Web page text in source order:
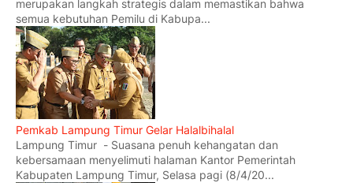
merupakan langkah strategis dalam memastikan bahwa
semua kebutuhan Pemilu di Kabupa...
Pemkab Lampung Timur Gelar Halalbihalal
Lampung Timur - Suasana penuh kehangatan dan
kebersamaan menyelimuti halaman Kantor Pemerintah
Kabupaten Lampung Timur, Selasa pagi (8/4/20...